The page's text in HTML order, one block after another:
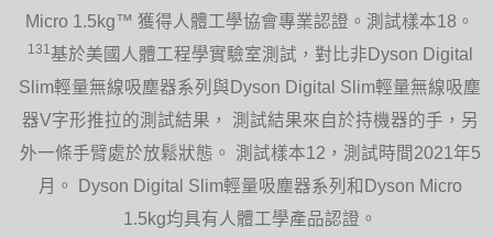
Micro 1.5kg™ 獲得人體工學協會專業認證。測試樣本18。
131 基於美國人體工程學實驗室測試，對比非Dyson Digital
Slim輕量無線吸塵器系列與Dyson Digital Slim輕量無線吸塵
器V字形推拉的測試結果， 測試結果來自於持機器的手，另
外一條手臂處於放鬆狀態。 測試樣本12，測試時間2021年5
月。 Dyson Digital Slim輕量吸塵器系列和Dyson Micro
1.5kg均具有人體工學產品認證。